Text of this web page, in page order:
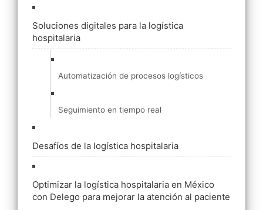
Soluciones digitales para la logística
hospitalaria
Automatización de procesos logísticos
Seguimiento en tiempo real
Desafíos de la logística hospitalaria
Optimizar la logística hospitalaria en México
con Delego para mejorar la atención al paciente